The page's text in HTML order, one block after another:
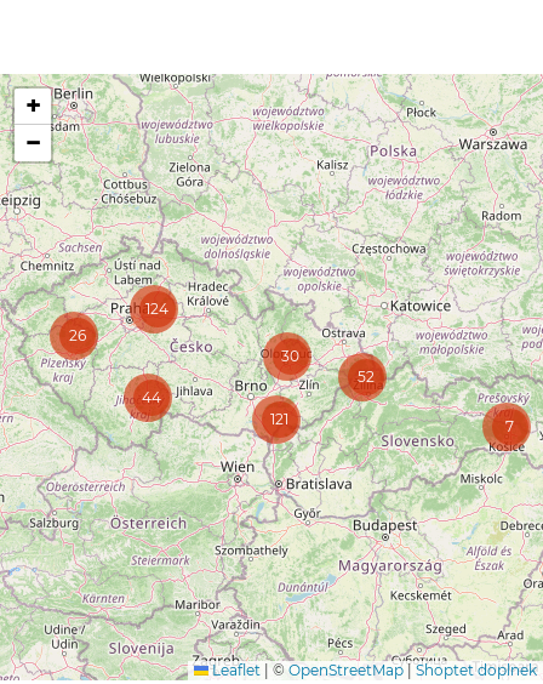
26
124
52
44
30
121 7
+
−
Leaflet © OpenStreetMap |Shoptet doplnek